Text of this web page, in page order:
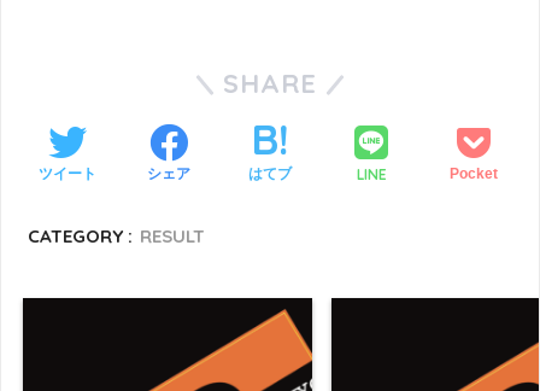
SHARE
ツイート シェア はてブ LINE Pocket
CATEGORY : RESULT